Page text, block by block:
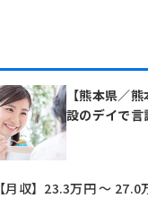
【熊本県／
設のデイで
【月収】23.3万円 ～ 27.0